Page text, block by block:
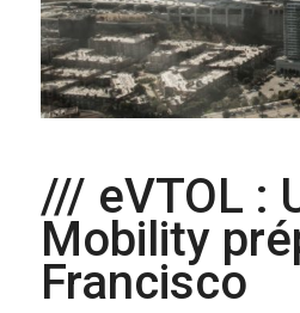
/// eVTOL :
Mobility
Francisco